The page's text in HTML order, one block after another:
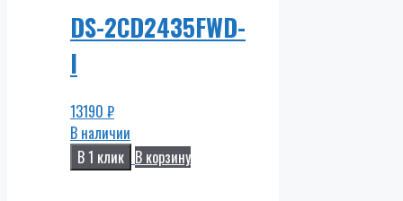
DS-2CD2435FWD-
I
13190 ₽
В наличии
В 1 клик В корзину